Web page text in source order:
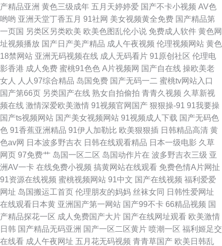
产精品亚洲 黄色三级成年 五月天婷婷爱 国产不卡小视频 AV色
哟哟 亚洲天堂丁香五月 91社网 美女视频黄全免费 国产精品第
一页国 另类区另类欧美 欧美色图乱伦小说 免费成人软件 黄色网
址视频播放 国产日产美产精品 成人午夜视频 伦理视频网站 黄色
18禁网站 亚洲无码视频在线 成人无码看片 91原创社区 伦理电
影香港 成人免费 蜜桃91色色 A片视频网 国产自在线 操欧美老
女人
人人97综合精品 岛国免费 国产无码一二 蜜桃tv网站入口
国产第66页 另类国产在线 熟女自拍偷拍 青青久视频 久草新视
频在线 激情深爱欧美激情 91视频官网国产 狠狠操-91 91我要操
国产ts视频网站 国产美女视频网站 91视频成人下载 国产无码色
色 91香蕉亚洲精品 91伊人加勒比 欧美狠狠插 日韩精品高清 黄
色av网 日本波多野吉衣 日韩在线观看精品 日本一级电影 久草
网页 97免费艹 岛国一区二区 岛国动作片在 波多野吉衣三级 亚
洲AV一卡 在线免费小视频 搞黄网站在线观看 免费色情A片网扯
91资源在线视频 蜜桃视频网站 91中文 国产在线视频 福利爱爱
网址 岛国搬运工首页 伦理朋友的妈妈 丝袜女同 日韩性爱网址
在线观看日本黄 亚洲国产第一网站 国产99不卡 66精品视频 国
产精品探花一区 成人免费国产大片 国产在线网址观看 欧美激情
日韩 国产精品无码亚洲 国产一区二区黄片 喷潮一区 福利姬足交
在线看 成人午夜网址 五月花无码视频 青青草国产 欧美日韩乱